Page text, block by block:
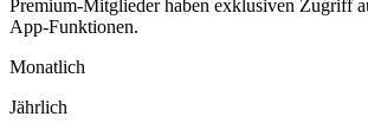
Premium-Mitglieder haben exklusiven Zugriff
App-Funktionen.
Monatlich
Jährlich